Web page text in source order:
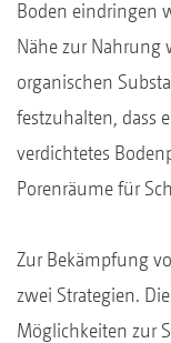
Boden eindringen
Nähe zur Nahrung
organischen
festzuhalten, dass
verdichtetes
Porenräume für
Zur Bekämpfung
zwei Strategien.
Möglichkeiten zur